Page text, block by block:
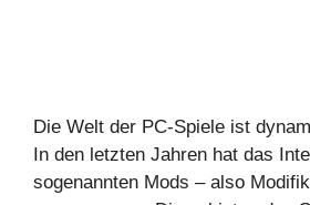
Die Welt der PC-Spiele ist
In den letzten Jahren hat das
sogenannten Mods – also